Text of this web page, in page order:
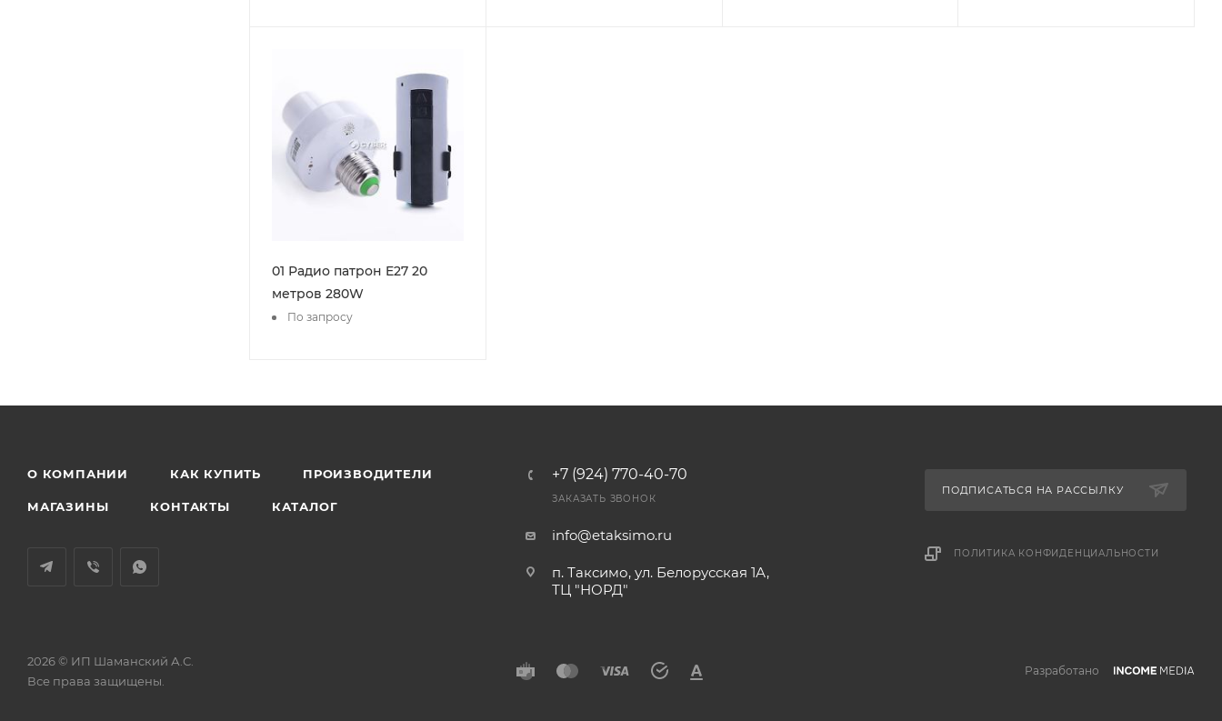
01 Радио патрон E27 20
метров 280W
По запросу
О КОМПАНИИ КАК КУПИТЬ ПРОИЗВОДИТЕЛИ
МАГАЗИНЫ КОНТАКТЫ КАТАЛОГ
+7 (924) 770-40-70
ЗАКАЗАТЬ ЗВОНОК
info@etaksimo.ru
п. Таксимо, ул. Белорусская 1А,
ТЦ "НОРД"
ПОДПИСАТЬСЯ НА РАССЫЛКУ
ПОЛИТИКА КОНФИДЕНЦИАЛЬНОСТИ
2026 © ИП Шаманский А.С.
Все права защищены.
Разработано